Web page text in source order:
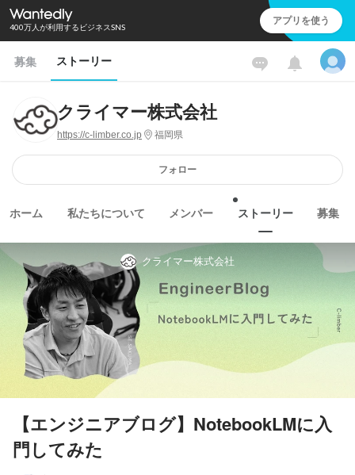
400万人が利用するビジネスSNS アプリを使う
募集 ストーリー
クライマー株式会社
https://c-limber.co.jp 福岡県
フォロー
ホーム 私たちについて メンバー ストーリー 募集
クライマー株式会社
【エンジニアブログ】NotebookLMに入
門してみた